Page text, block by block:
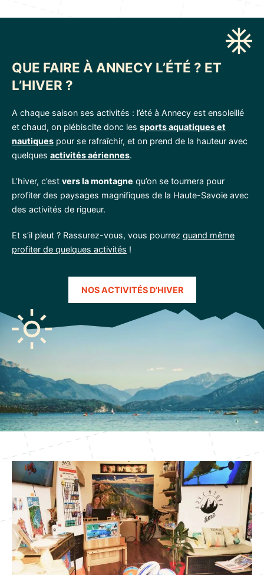
QUE FAIRE À ANNECY L’ÉTÉ ? ET
L’HIVER ?
A chaque saison ses activités : l’été à Annecy est ensoleillé
et chaud, on plébiscite donc les sports aquatiques et
nautiques pour se rafraîchir, et on prend de la hauteur avec
quelques activités aériennes.
L’hiver, c’est vers la montagne qu’on se tournera pour
profiter des paysages magnifiques de la Haute-Savoie avec
des activités de rigueur.
Et s’il pleut ? Rassurez-vous, vous pourrez quand même
profiter de quelques activités !
NOS ACTIVITÉS D’HIVER